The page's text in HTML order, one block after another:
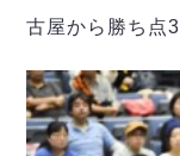
ヴォスクオー
古屋から勝ち点3